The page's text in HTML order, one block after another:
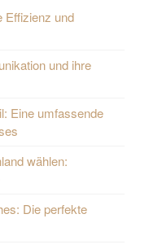
Effizienz und
und ihre
Eine umfassende
wählen:
Die perfekte